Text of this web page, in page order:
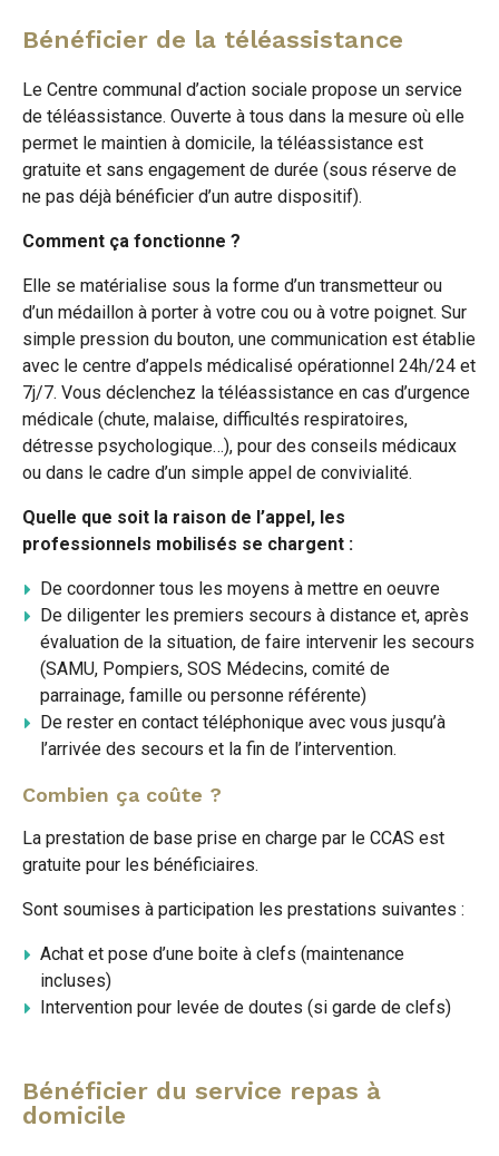
Bénéficier de la téléassistance
Le Centre communal d’action sociale propose un service
de téléassistance. Ouverte à tous dans la mesure où elle
permet le maintien à domicile, la téléassistance est
gratuite et sans engagement de durée (sous réserve de
ne pas déjà bénéficier d’un autre dispositif).
Comment ça fonctionne ?
Elle se matérialise sous la forme d’un transmetteur ou
d’un médaillon à porter à votre cou ou à votre poignet. Sur
simple pression du bouton, une communication est établie
avec le centre d’appels médicalisé opérationnel 24h/24 et
7j/7. Vous déclenchez la téléassistance en cas d’urgence
médicale (chute, malaise, difficultés respiratoires,
détresse psychologique…), pour des conseils médicaux
ou dans le cadre d’un simple appel de convivialité.
Quelle que soit la raison de l’appel, les
professionnels mobilisés se chargent :
De coordonner tous les moyens à mettre en oeuvre
De diligenter les premiers secours à distance et, après
évaluation de la situation, de faire intervenir les secours
(SAMU, Pompiers, SOS Médecins, comité de
parrainage, famille ou personne référente)
De rester en contact téléphonique avec vous jusqu’à
l’arrivée des secours et la fin de l’intervention.
Combien ça coûte ?
La prestation de base prise en charge par le CCAS est
gratuite pour les bénéficiaires.
Sont soumises à participation les prestations suivantes :
Achat et pose d’une boite à clefs (maintenance
incluses)
Intervention pour levée de doutes (si garde de clefs)
Bénéficier du service repas à
domicile